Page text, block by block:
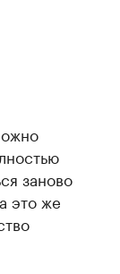
заново
это же